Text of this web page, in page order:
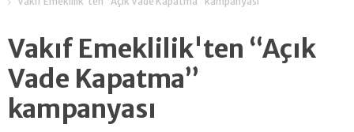
Vakıf Emeklilik'ten “Açık
Vade Kapatma”
kampanyası